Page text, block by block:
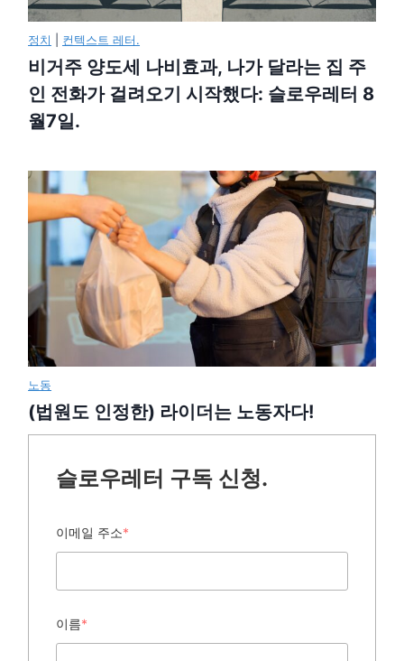
정치 컨텍스트 레터.
비거주 양도세 나비효과, 나가 달라는 집 주
인 전화가 걸려오기 시작했다: 슬로우레터 8
월7일.
노동
(법원도 인정한) 라이더는 노동자다!
슬로우레터 구독 신청.
이메일 주소*
이름*